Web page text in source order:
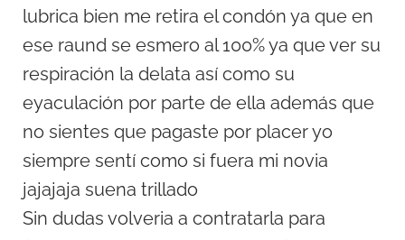
lubrica bien me retira el condón ya que en
ese raund se esmero al 100% ya que ver su
respiración la delata así como su
eyaculación por parte de ella además que
no sientes que pagaste por placer yo
siempre sentí como si fuera mi novia
jajajaja suena trillado
Sin dudas volveria a contratarla para